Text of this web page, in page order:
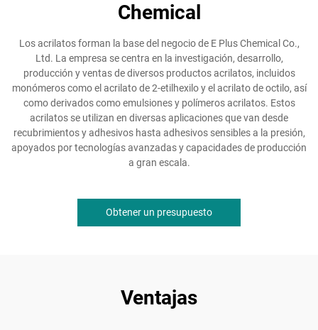
Chemical
Los acrilatos forman la base del negocio de E Plus Chemical Co.,
Ltd. La empresa se centra en la investigación, desarrollo,
producción y ventas de diversos productos acrilatos, incluidos
monómeros como el acrilato de 2-etilhexilo y el acrilato de octilo, así
como derivados como emulsiones y polímeros acrilatos. Estos
acrilatos se utilizan en diversas aplicaciones que van desde
recubrimientos y adhesivos hasta adhesivos sensibles a la presión,
apoyados por tecnologías avanzadas y capacidades de producción
a gran escala.
Obtener un presupuesto
Ventajas